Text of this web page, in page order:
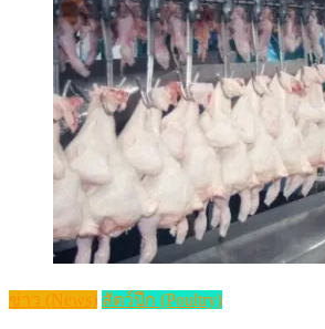
ข่าว (News) สัตว์ปีก (Poultry)